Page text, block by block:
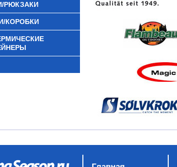
РЮКЗАКИ
КОРОБКИ